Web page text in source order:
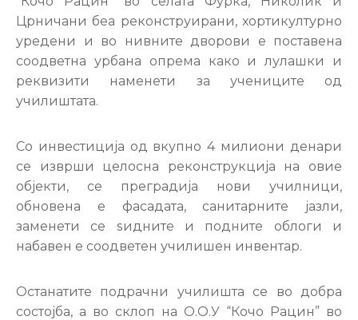
Црничани беа реконструирани, хортикултурно
уредени и во нивните дворови е поставена
соодветна урбана опрема како и лулашки и
реквизити наменети за учениците од
училиштата.
Со инвестиција од вкупно 4 милиони денари
се изврши целосна реконструкција на овие
објекти, се преградија нови училници,
обновена е фасадата, санитарните јазли,
заменети се ѕидните и подните облоги и
набавен е соодветен училишен инвентар.
Останатите подрачни училишта се во добра
состојба, а во склоп на О.О.У “Кочо Рацин” во